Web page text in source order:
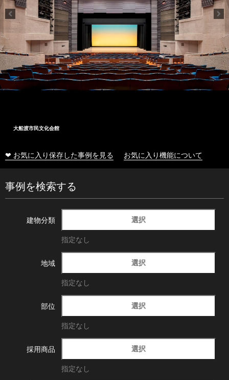
大船渡市民文化会館
❤ お気に入り保存した事例を見る お気に入り機能について
事例を検索する
建物分類 選択
指定なし
地域 選択
指定なし
部位 選択
指定なし
採用商品 選択
指定なし